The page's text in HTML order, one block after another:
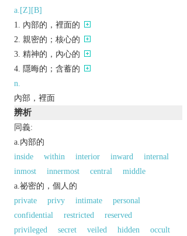
a.[Z][B]
內部的，裡面的
親密的；核心的
精神的，內心的
隱晦的；含蓄的
n.
內部，裡面
辨析
同義:
a.內部的
inside
within interior inward
internal
inmost
innermost central
middle
a.祕密的，個人的
private
privy intimate
personal
confidential
restricted
reserved
privileged
secret veiled hidden
occult